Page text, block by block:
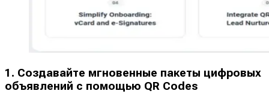
1. Создавайте мгновенные пакеты цифровых
объявлений с помощью QR Codes